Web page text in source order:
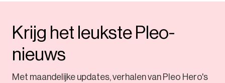
Krijg het leukste Pleo-
nieuws
Met maandelijke updates, verhalen van Pleo Hero's